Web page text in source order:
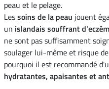
peau et le pelage.
Lessoins de la peau jouent
un islandais souffrant
ne sont pas suffisamment
soulager lui-même et risque
pourquoi il est recommandé
hydratantes, apaisantes et